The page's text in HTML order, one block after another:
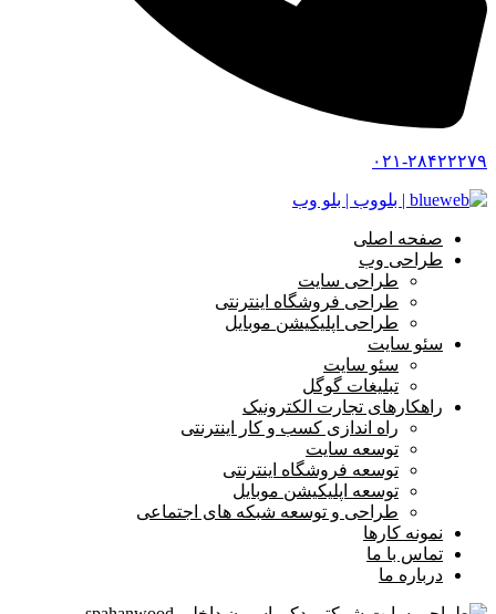
۰۲۱-۲۸۴۲۲۲۷۹
صفحه اصلی
طراحی وب
طراحی سایت
طراحی فروشگاه اینترنتی
طراحی اپلیکیشن موبایل
سئو سایت
سئو سایت
تبلیغات گوگل
راهکارهای تجارت الکترونیک
راه اندازی کسب و کار اینترنتی
توسعه سایت
توسعه فروشگاه اینترنتی
توسعه اپلیکیشن موبایل
طراحی و توسعه شبکه های اجتماعی
نمونه کارها
تماس با ما
درباره ما